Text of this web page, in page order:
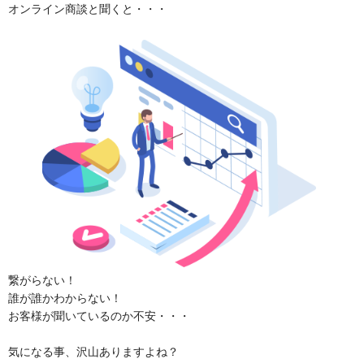
オンライン商談と聞くと・・・
繋がらない！
誰が誰かわからない！
お客様が聞いているのか不安・・・
気になる事、沢山ありますよね？